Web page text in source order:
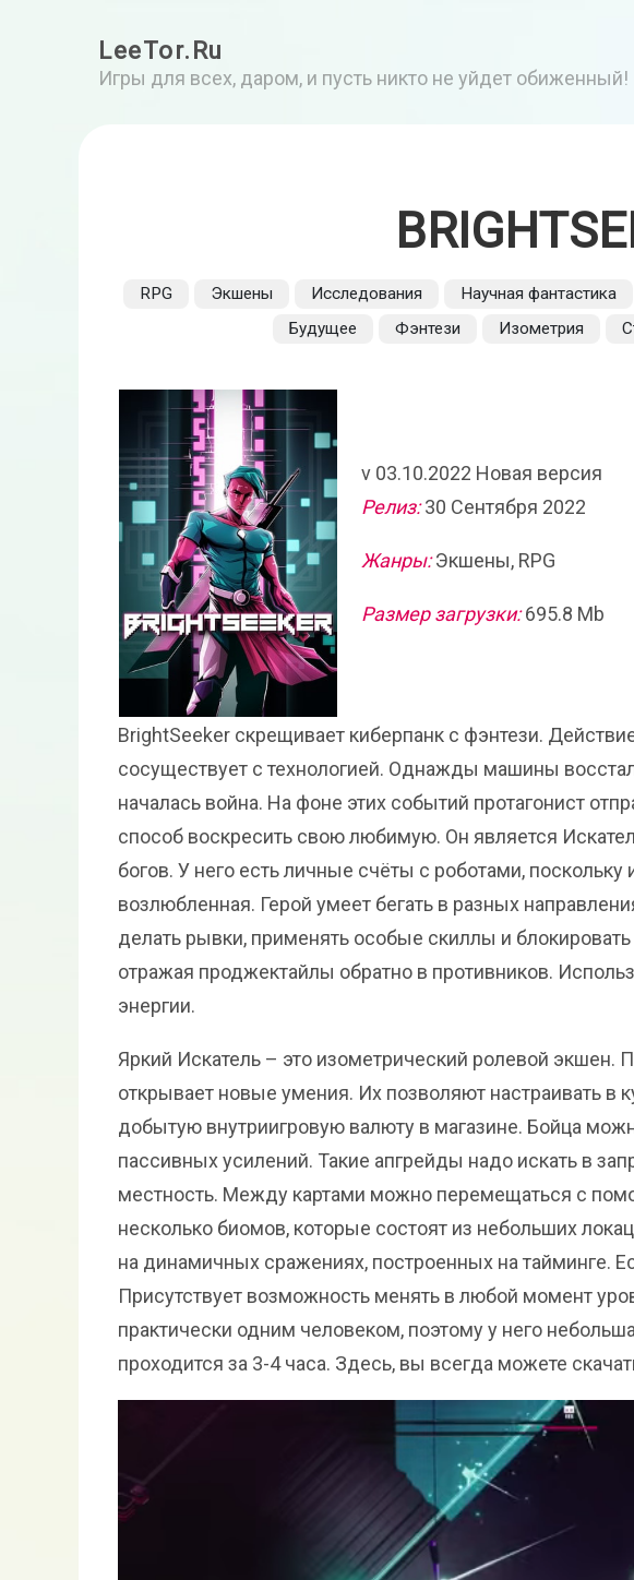
LeeTor.Ru
Игры для всех, даром, и пусть никто не уйдет обиженный!
RPG Экшены Исследования Научная фантастика
Будущее
Фэнтези Изометрия
v 03.10.2022 Новая версия
Релиз:30 Сентября 2022
Жанры:Экшены, RPG
Размер загрузки:695.8 Mb
BrightSeeker скрещивает киберпанк с фэнтези.
сосуществует с технологией. Однажды машины
началась война. На фоне этих событий протагонист
способ воскресить свою любимую. Он является
богов. У него есть личные счёты с роботами, поскольку
возлюбленная. Герой умеет бегать в разных
делать рывки, применять особые скиллы и
отражая проджектайлы обратно в противников.
энергии.
Яркий Искатель – это изометрический ролевой
открывает новые умения. Их позволяют настраивать в
добытую внутриигровую валюту в магазине. Бойца
пассивных усилений. Такие апгрейды надо искать в
местность. Между картами можно перемещаться с
несколько биомов, которые состоят из небольших
на динамичных сражениях, построенных на тайминге.
Присутствует возможность менять в любой момент
практически одним человеком, поэтому у него
проходится за 3-4 часа. Здесь, вы всегда можете